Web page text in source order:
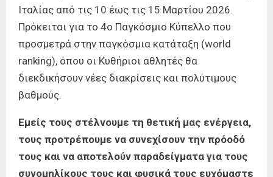
Ιταλίας από τις 10 έως τις 15 Μαρτίου 2026.
Πρόκειται για το 4ο Παγκόσμιο Κύπελλο που
προσμετρά στην παγκόσμια κατάταξη (world
ranking), όπου οι Κυθήριοι αθλητές θα
διεκδικήσουν νέες διακρίσεις και πολύτιμους
βαθμούς.
Εμείς τους στέλνουμε τη θετική μας ενέργεια,
τους προτρέπουμε να συνεχίσουν την πρόοδό
τους και να αποτελούν παραδείγματα για τους
συνομηλίκους τους και φυσικά τους ευχόμαστε